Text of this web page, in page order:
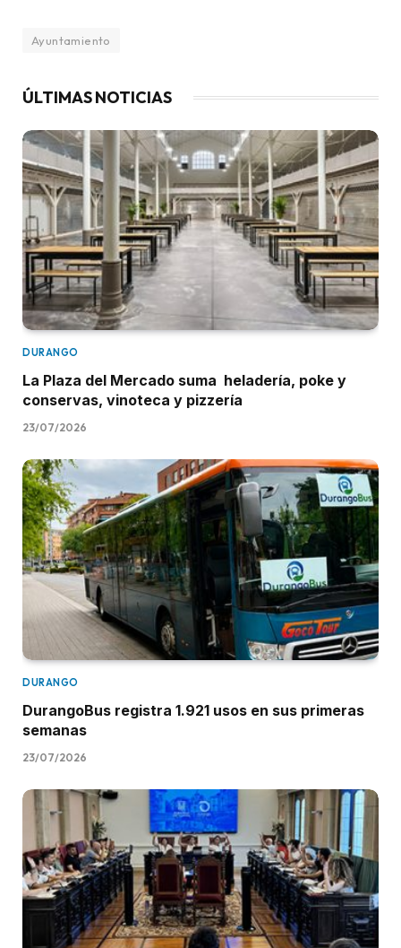
Ayuntamiento
ÚLTIMAS NOTICIAS
DURANGO
La Plaza del Mercado suma heladería, poke y
conservas, vinoteca y pizzería
23/07/2026
DURANGO
DurangoBus registra 1.921 usos en sus primeras
semanas
23/07/2026